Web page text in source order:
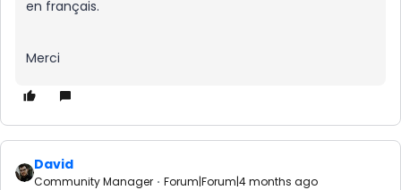
en français.
Merci
David
Community Manager Forum|Forum|4 months ago